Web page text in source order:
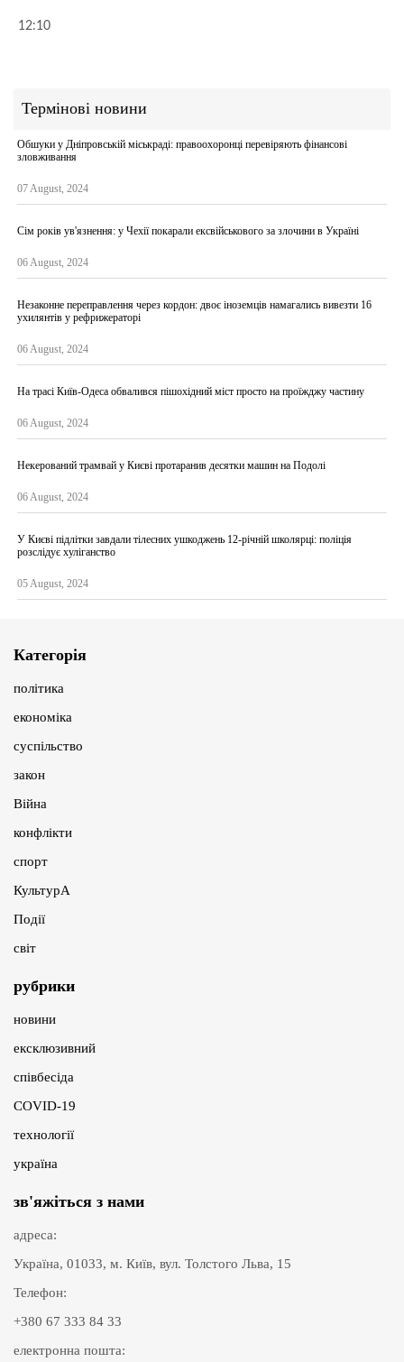
12:10
Термінові новини
Обшуки у Дніпровській міськраді: правоохоронці перевіряють фінансові
зловживання
07 August, 2024
Сім років ув'язнення: у Чехії покарали ексвійськового за злочини в Україні
06 August, 2024
Незаконне переправлення через кордон: двоє іноземців намагались вивезти 16
ухилянтів у рефрижераторі
06 August, 2024
На трасі Київ-Одеса обвалився пішохідний міст просто на проїжджу частину
06 August, 2024
Некерований трамвай у Києві протаранив десятки машин на Подолі
06 August, 2024
У Києві підлітки завдали тілесних ушкоджень 12-річній школярці: поліція
розслідує хуліганство
05 August, 2024
Категорія
політика
економіка
суспільство
закон
Війна
конфлікти
спорт
КультурА
Події
світ
рубрики
новини
ексклюзивний
співбесіда
COVID-19
технології
україна
зв'яжіться з нами
адреса:
Україна, 01033, м. Київ, вул. Толстого Льва, 15
Телефон:
+380 67 333 84 33
електронна пошта: